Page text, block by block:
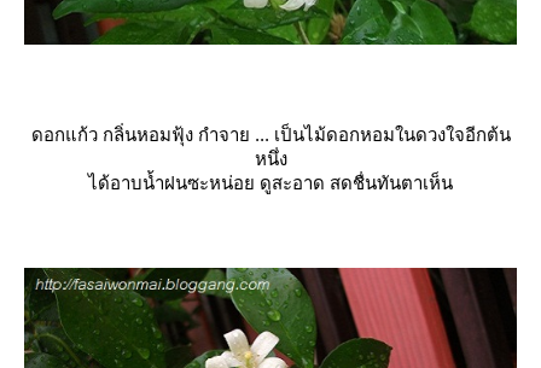
ดอกแก้ว กลิ่นหอมฟุ้ง กำจาย ... เป็นไม้ดอกหอมในดวงใจอีกต้น
หนึ่ง
ได้อาบน้ำฝนซะหน่อย ดูสะอาด สดชื่นทันตาเห็น